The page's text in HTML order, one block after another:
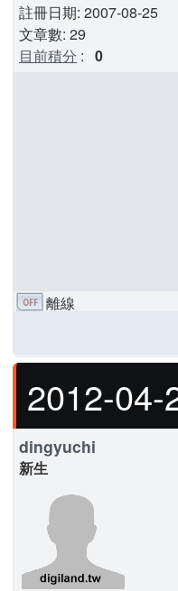
註冊日期: 2007-08-25
文章數: 29
目前積分 : 0
離線
2012-04-
dingyuchi
新生